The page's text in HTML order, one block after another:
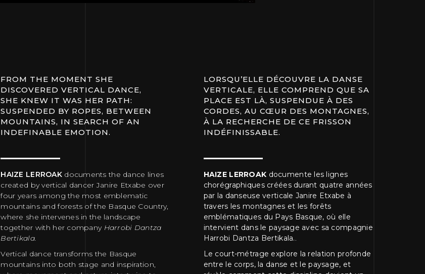
FROM THE MOMENT SHE
DISCOVERED VERTICAL DANCE,
SHE KNEW IT WAS HER PATH:
SUSPENDED BY ROPES, BETWEEN
MOUNTAINS, IN SEARCH OF AN
INDEFINABLE EMOTION.
HAIZE LERROAKdocuments the dance lines
created by vertical dancer Janire Etxabe over
four years among the most emblematic
mountains and forests of the Basque Country,
where she intervenes in the landscape
together with her company Harrobi Dantza
Bertikala.
Vertical dance transforms the Basque
mountains into both stage and inspiration,
LORSQU’ELLE DÉCOUVRE LA DANSE
VERTICALE, ELLE COMPREND QUE SA
PLACE EST LÀ, SUSPENDUE À DES
CORDES, AU CŒUR DES MONTAGNES,
À LA RECHERCHE DE CE FRISSON
INDÉFINISSABLE.
HAIZE LERROAK documente les lignes
chorégraphiques créées durant quatre années
par la danseuse verticale Janire Etxabe à
travers les montagnes et les forêts
emblématiques du Pays Basque, où elle
intervient dans le paysage avec sa compagnie
Harrobi Dantza Bertikala..
Le court-métrage explore la relation profonde
entre le corps, la danse et le paysage, et